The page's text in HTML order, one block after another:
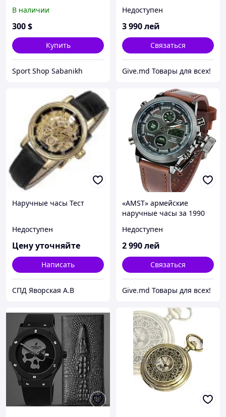
В наличии
300$
Купить
Sport Shop Sabanikh
Business
Недоступен
3 990лей
Связаться
Give.md Товары для всех!
Наручные часы Тест
Недоступен
Цену уточняйте
Написать
СПД Яворская А.В
«AMST» армейские
наручные часы за 1990
Недоступен
2 990лей
Связаться
Give.md Товары для всех!